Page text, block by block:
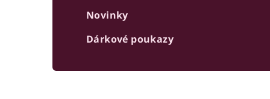
Novinky
Dárkové poukazy